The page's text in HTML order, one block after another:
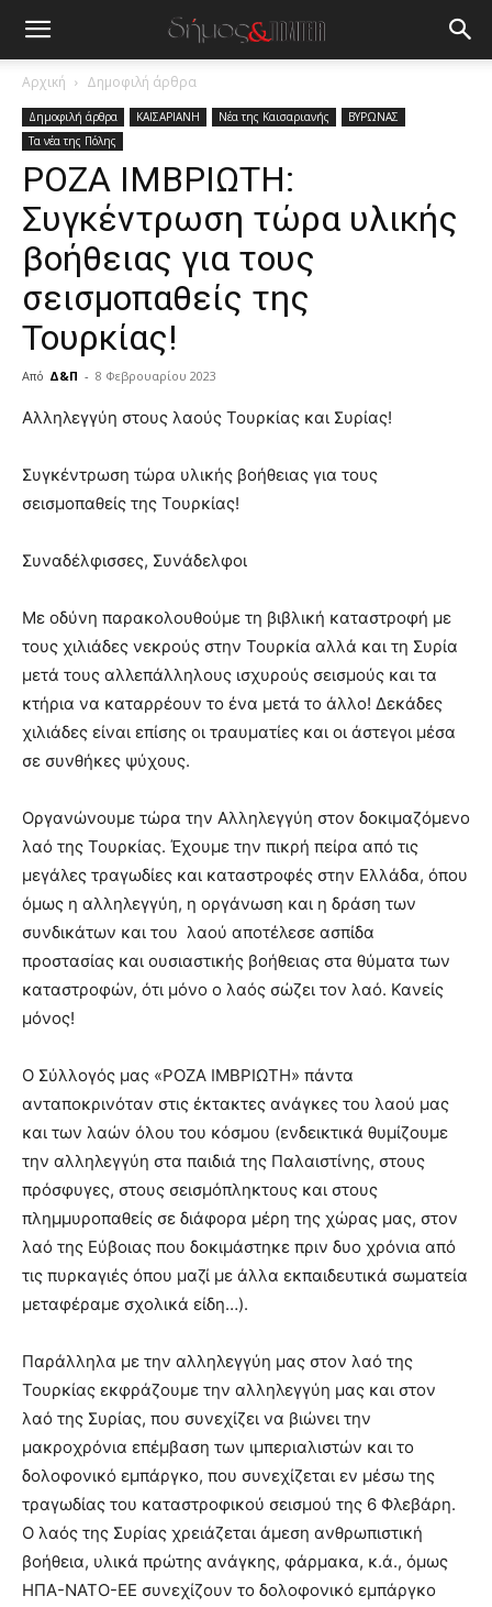
Αρχική Δημοφιλή άρθρα
Δημοφιλή άρθρα ΚΑΙΣΑΡΙΑΝΗ Νέα της Καισαριανής
ΒΥΡΩΝΑΣ
Τα νέα της Πόλης
ΡΟΖΑ ΙΜΒΡΙΩΤΗ:
Συγκέντρωση τώρα υλικής
βοήθειας για τους
σεισμοπαθείς της
Τουρκίας!
Από Δ&Π - 8 Φεβρουαρίου 2023
blonde
hot
cam
xxx
teaches
you
the
meaning
of
pain.
pornhun
porn
Αλληλεγγύη στους λαούς Τουρκίας και Συρίας!
Συγκέντρωση τώρα υλικής βοήθειας για τους
σεισμοπαθείς της Τουρκίας!
Συναδέλφισσες, Συνάδελφοι
Με οδύνη παρακολουθούμε τη βιβλική καταστροφή με
τους χιλιάδες νεκρούς στην Τουρκία αλλά και τη Συρία
μετά τους αλλεπάλληλους ισχυρούς σεισμούς και τα
κτήρια να καταρρέουν το ένα μετά το άλλο! Δεκάδες
χιλιάδες είναι επίσης οι τραυματίες και οι άστεγοι μέσα
σε συνθήκες ψύχους.
Οργανώνουμε τώρα την Αλληλεγγύη στον δοκιμαζόμενο
λαό της Τουρκίας. Έχουμε την πικρή πείρα από τις
μεγάλες τραγωδίες και καταστροφές στην Ελλάδα, όπου
όμως η αλληλεγγύη, η οργάνωση και η δράση των
συνδικάτων και του λαού αποτέλεσε ασπίδα
προστασίας και ουσιαστικής βοήθειας στα θύματα των
καταστροφών, ότι μόνο ο λαός σώζει τον λαό. Κανείς
μόνος!
Ο Σύλλογός μας «ΡΟΖΑ ΙΜΒΡΙΩΤΗ» πάντα
ανταποκρινόταν στις έκτακτες ανάγκες του λαού μας
και των λαών όλου του κόσμου (ενδεικτικά θυμίζουμε
την αλληλεγγύη στα παιδιά της Παλαιστίνης, στους
πρόσφυγες, στους σεισμόπληκτους και στους
πλημμυροπαθείς σε διάφορα μέρη της χώρας μας, στον
λαό της Εύβοιας που δοκιμάστηκε πριν δυο χρόνια από
τις πυρκαγιές όπου μαζί με άλλα εκπαιδευτικά σωματεία
μεταφέραμε σχολικά είδη…).
Παράλληλα με την αλληλεγγύη μας στον λαό της
Τουρκίας εκφράζουμε την αλληλεγγύη μας και στον
λαό της Συρίας, που συνεχίζει να βιώνει την
μακροχρόνια επέμβαση των ιμπεριαλιστών και το
δολοφονικό εμπάργκο, που συνεχίζεται εν μέσω της
τραγωδίας του καταστροφικού σεισμού της 6 Φλεβάρη.
Ο λαός της Συρίας χρειάζεται άμεση ανθρωπιστική
βοήθεια, υλικά πρώτης ανάγκης, φάρμακα, κ.ά., όμως
ΗΠΑ-ΝΑΤΟ-ΕΕ συνεχίζουν το δολοφονικό εμπάργκο